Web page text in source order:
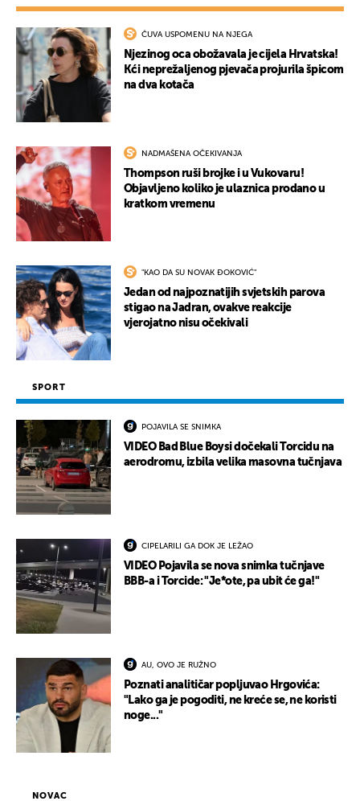
ČUVA USPOMENU NA NJEGA
Njezinog oca obožavala je cijela Hrvatska!
Kći neprežaljenog pjevača projurila špicom
na dva kotača
NADMAŠENA OČEKIVANJA
Thompson ruši brojke i u Vukovaru!
Objavljeno koliko je ulaznica prodano u
kratkom vremenu
"KAO DA SU NOVAK ĐOKOVIĆ"
Jedan od najpoznatijih svjetskih parova
stigao na Jadran, ovakve reakcije
vjerojatno nisu očekivali
SPORT
POJAVILA SE SNIMKA
VIDEO Bad Blue Boysi dočekali Torcidu na
aerodromu, izbila velika masovna tučnjava
CIPELARILI GA DOK JE LEŽAO
VIDEO Pojavila se nova snimka tučnjave
BBB-a i Torcide: "Je*ote, pa ubit će ga!"
AU, OVO JE RUŽNO
Poznati analitičar popljuvao Hrgovića:
"Lako ga je pogoditi, ne kreće se, ne koristi
noge..."
NOVAC